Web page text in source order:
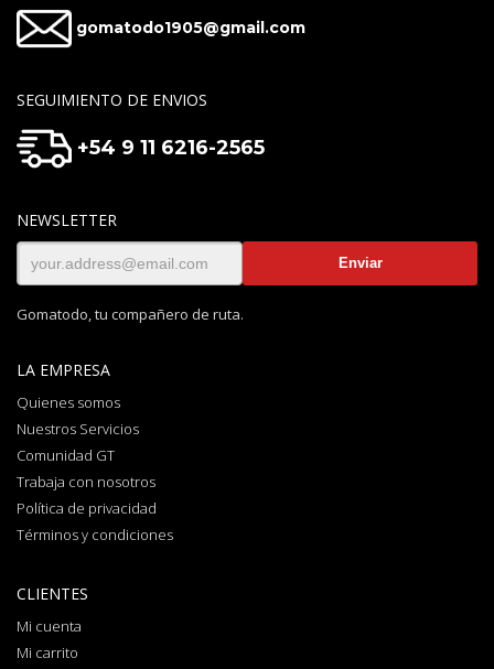
gomatodo1905@gmail.com
SEGUIMIENTO DE ENVIOS
+54 9 11 6216-2565
NEWSLETTER
Gomatodo, tu compañero de ruta.
LA EMPRESA
Quienes somos
Nuestros Servicios
Comunidad GT
Trabaja con nosotros
Política de privacidad
Términos y condiciones
CLIENTES
Mi cuenta
Mi carrito